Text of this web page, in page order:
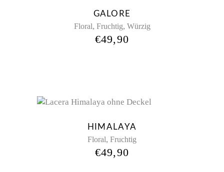
GALORE
Floral, Fruchtig, Würzig
€49,90
HIMALAYA
Floral, Fruchtig
€49,90